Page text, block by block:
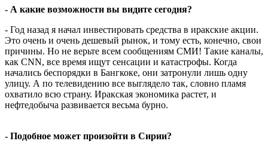
- А какие возможности вы видите сегодня?
- Год назад я начал инвестировать средства в иракские акции.
Это очень и очень дешевый рынок, и тому есть, конечно, свои
причины. Но не верьте всем сообщениям СМИ! Такие каналы,
как CNN, все время ищут сенсации и катастрофы. Когда
начались беспорядки в Бангкоке, они затронули лишь одну
улицу. А по телевидению все выглядело так, словно пламя
охватило всю страну. Иракская экономика растет, и
нефтедобыча развивается весьма бурно.
- Подобное может произойти в Сирии?